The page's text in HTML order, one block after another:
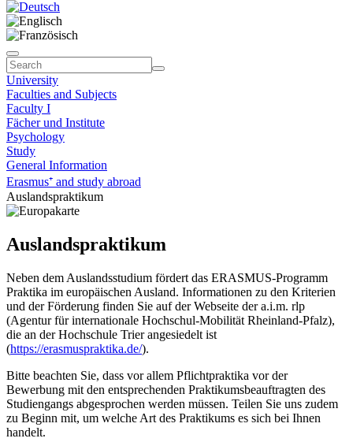
University
Faculties and Subjects
Faculty I
Fächer und Institute
Psychology
Study
General Information
Erasmus⁺ and study abroad
Auslandspraktikum
Auslandspraktikum
Neben dem Auslandsstudium fördert das ERASMUS-Programm
Praktika im europäischen Ausland. Informationen zu den Kriterien
und der Förderung finden Sie auf der Webseite der a.i.m. rlp
(Agentur für internationale Hochschul-Mobilität Rheinland-Pfalz),
die an der Hochschule Trier angesiedelt ist
(https://erasmuspraktika.de/).
Bitte beachten Sie, dass vor allem Pflichtpraktika vor der
Bewerbung mit den entsprechenden Praktikumsbeauftragten des
Studiengangs abgesprochen werden müssen. Teilen Sie uns zudem
zu Beginn mit, um welche Art des Praktikums es sich bei Ihnen
handelt.